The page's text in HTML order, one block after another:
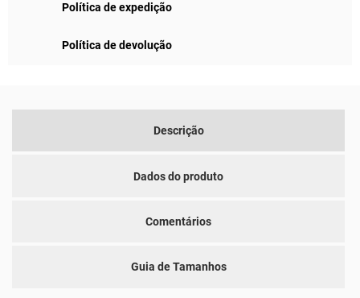
Política de expedição
Política de devolução
Descrição
Dados do produto
Comentários
Guia de Tamanhos